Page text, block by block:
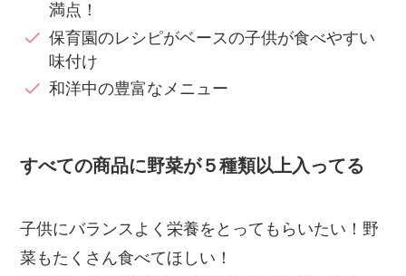
満点！
保育園のレシピがベースの子供が食べやすい
味付け
和洋中の豊富なメニュー
すべての商品に野菜が５種類以上入ってる
子供にバランスよく栄養をとってもらいたい！野
菜もたくさん食べてほしい！